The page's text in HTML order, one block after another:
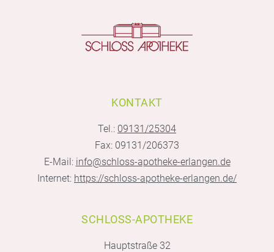
KONTAKT
Tel.: 09131/25304
Fax: 09131/206373
E-Mail: info@schloss-apotheke-erlangen.de
Internet: https://schloss-apotheke-erlangen.de/
SCHLOSS-APOTHEKE
Hauptstraße 32